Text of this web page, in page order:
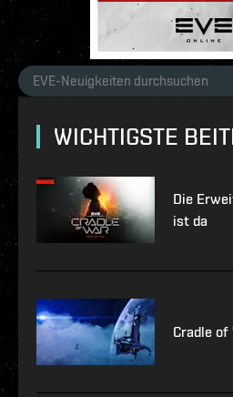
WICHTIGSTE
Die
ist da
Cradle of